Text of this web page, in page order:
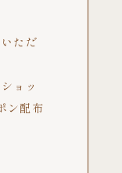
ただ
ョッ
ン配布